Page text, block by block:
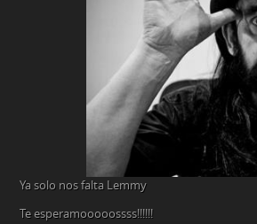
Ya solo nos falta Lemmy
Te esperamooooossss!!!!!!